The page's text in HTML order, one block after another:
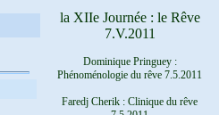
la XIIe Journée : le Rêve
7.V.2011
Dominique Pringuey :
Phénoménologie du rêve 7.5.2011
Faredj Cherik : Clinique du rêve